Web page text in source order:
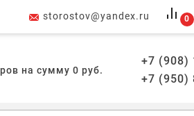
storostov@yandex.ru 0
на сумму 0 руб.
+7 (908)
+7 (950)